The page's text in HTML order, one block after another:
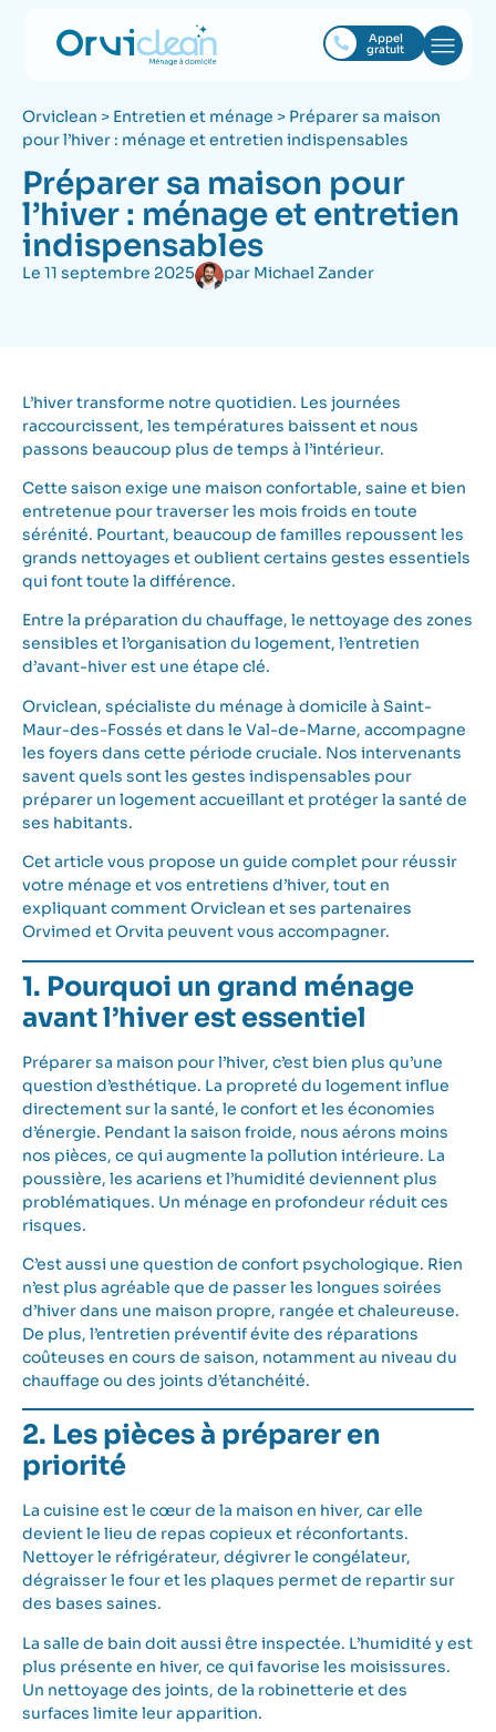
Appel
gratuit
Orviclean > Entretien et ménage > Préparer sa maison
pour l’hiver : ménage et entretien indispensables
Préparer sa maison pour
l’hiver : ménage et entretien
indispensables
Le 11 septembre 2025 par Michael Zander
L’hiver transforme notre quotidien. Les journées
raccourcissent, les températures baissent et nous
passons beaucoup plus de temps à l’intérieur.
Cette saison exige une maison confortable, saine et bien
entretenue pour traverser les mois froids en toute
sérénité. Pourtant, beaucoup de familles repoussent les
grands nettoyages et oublient certains gestes essentiels
qui font toute la différence.
Entre la préparation du chauffage, le nettoyage des zones
sensibles et l’organisation du logement, l’entretien
d’avant-hiver est une étape clé.
Orviclean, spécialiste du ménage à domicile à Saint-
Maur-des-Fossés et dans le Val-de-Marne, accompagne
les foyers dans cette période cruciale. Nos intervenants
savent quels sont les gestes indispensables pour
préparer un logement accueillant et protéger la santé de
ses habitants.
Cet article vous propose un guide complet pour réussir
votre ménage et vos entretiens d’hiver, tout en
expliquant comment Orviclean et ses partenaires
Orvimed et Orvita peuvent vous accompagner.
1. Pourquoi un grand ménage
avant l’hiver est essentiel
Préparer sa maison pour l’hiver, c’est bien plus qu’une
question d’esthétique. La propreté du logement influe
directement sur la santé, le confort et les économies
d’énergie. Pendant la saison froide, nous aérons moins
nos pièces, ce qui augmente la pollution intérieure. La
poussière, les acariens et l’humidité deviennent plus
problématiques. Un ménage en profondeur réduit ces
risques.
C’est aussi une question de confort psychologique. Rien
n’est plus agréable que de passer les longues soirées
d’hiver dans une maison propre, rangée et chaleureuse.
De plus, l’entretien préventif évite des réparations
coûteuses en cours de saison, notamment au niveau du
chauffage ou des joints d’étanchéité.
2. Les pièces à préparer en
priorité
La cuisine est le cœur de la maison en hiver, car elle
devient le lieu de repas copieux et réconfortants.
Nettoyer le réfrigérateur, dégivrer le congélateur,
dégraisser le four et les plaques permet de repartir sur
des bases saines.
La salle de bain doit aussi être inspectée. L’humidité y est
plus présente en hiver, ce qui favorise les moisissures.
Un nettoyage des joints, de la robinetterie et des
surfaces limite leur apparition.